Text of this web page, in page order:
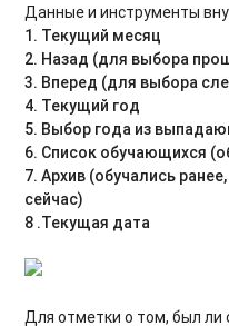
Подготовка к переходу и
учебный год в Навигаторе
Как переместить
Модуль «Обучающиеся»:
Переход на новый
мероприятий в
мероприятий в
Данные и инструменты
1. Текущий месяц
2. Назад (для выбора
3. Вперед (для выбора
4. Текущий год
5. Выбор года из
6. Список обучающихся
7. Архив (обучались
сейчас)
8 .Текущая дата
Для отметки о том, был ли